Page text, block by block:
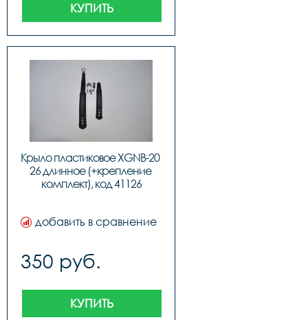
КУПИТЬ
Крыло пластиковое XGNB-20
26 длинное (+крепление
комплект), код 41126
добавить в сравнение
350 руб.
КУПИТЬ